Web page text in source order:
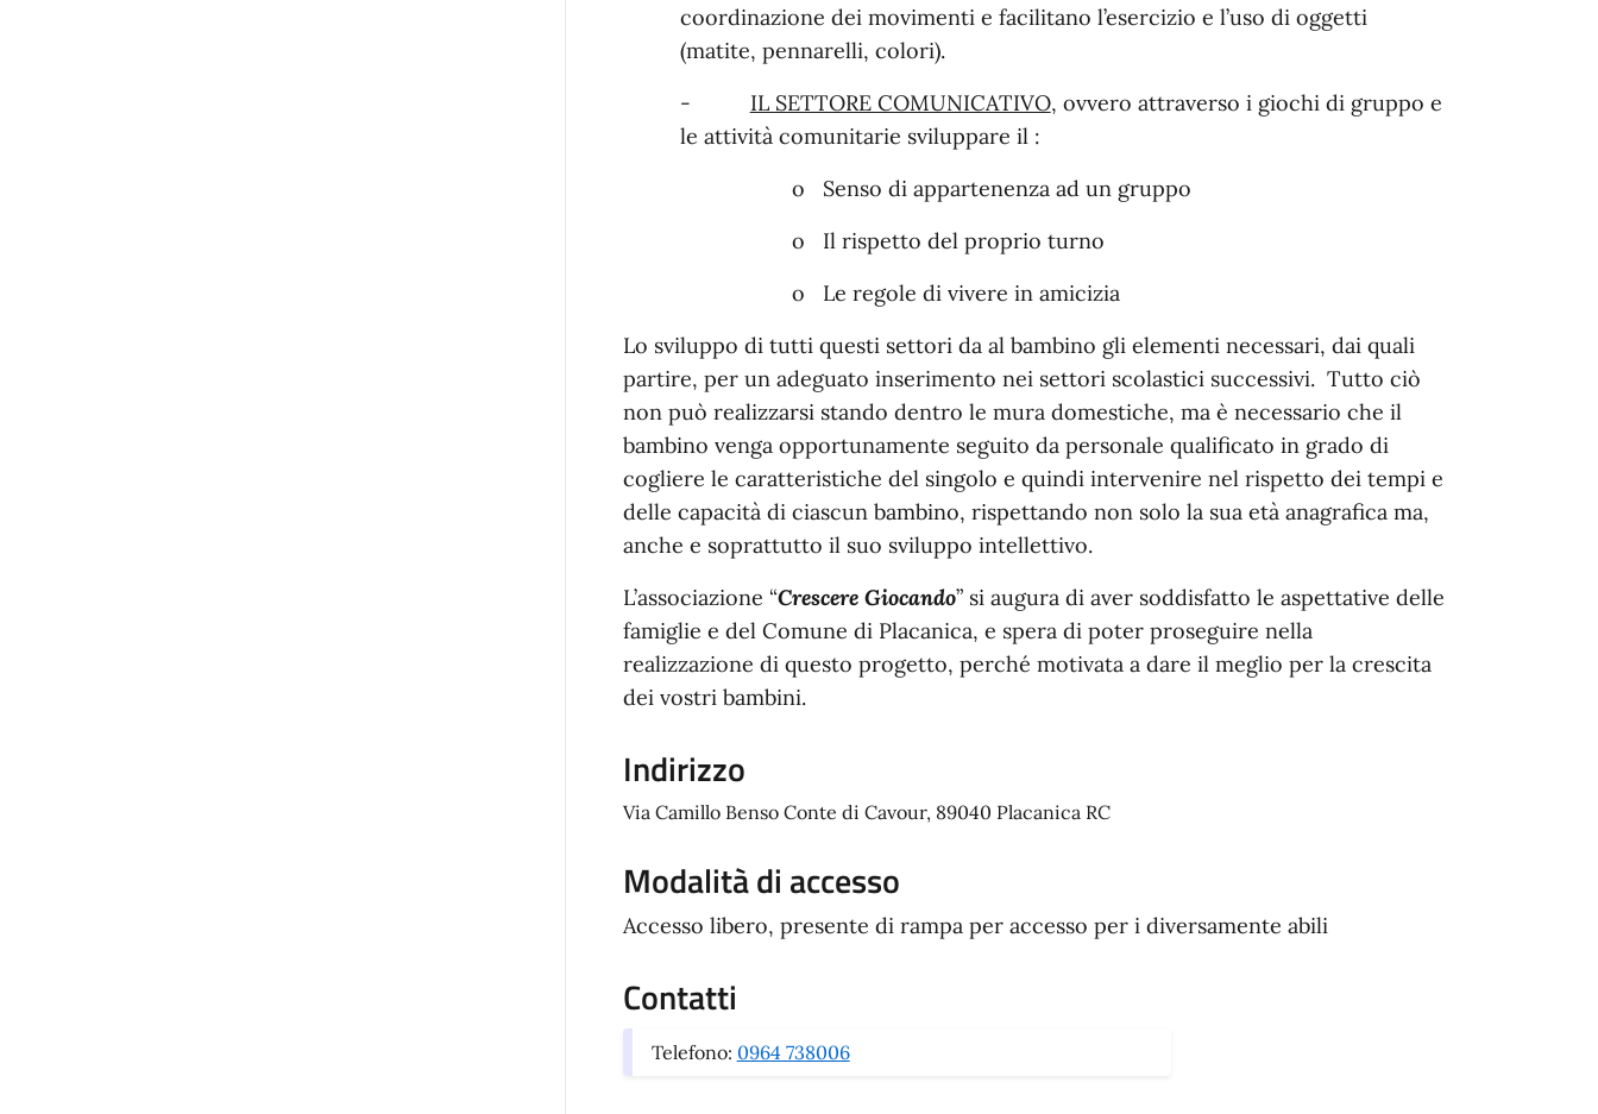
coordinazione dei movimenti e facilitano l’esercizio e l’uso di oggetti
(matite, pennarelli, colori).
- IL SETTORE COMUNICATIVO, ovvero attraverso i giochi di gruppo e
le attività comunitarie sviluppare il :
o Senso di appartenenza ad un gruppo
o Il rispetto del proprio turno
o Le regole di vivere in amicizia
Lo sviluppo di tutti questi settori da al bambino gli elementi necessari, dai quali
partire, per un adeguato inserimento nei settori scolastici successivi. Tutto ciò
non può realizzarsi stando dentro le mura domestiche, ma è necessario che il
bambino venga opportunamente seguito da personale qualificato in grado di
cogliere le caratteristiche del singolo e quindi intervenire nel rispetto dei tempi e
delle capacità di ciascun bambino, rispettando non solo la sua età anagrafica ma,
anche e soprattutto il suo sviluppo intellettivo.
L’associazione “Crescere Giocando” si augura di aver soddisfatto le aspettative delle
famiglie e del Comune di Placanica, e spera di poter proseguire nella
realizzazione di questo progetto, perché motivata a dare il meglio per la crescita
dei vostri bambini.
Indirizzo
Via Camillo Benso Conte di Cavour, 89040 Placanica RC
Modalità di accesso
Accesso libero, presente di rampa per accesso per i diversamente abili
Contatti
Telefono: 0964 738006